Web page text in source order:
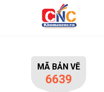
MÃ BẢN VẼ
6639